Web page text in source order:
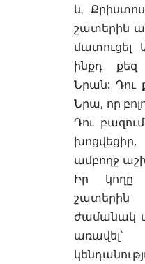
և
շատերին
մատուցել
ինքդ քեզ
Նրան: Դու
Նրա, որ
Դու
ամբողջ
Իր կողը
ժամանակ